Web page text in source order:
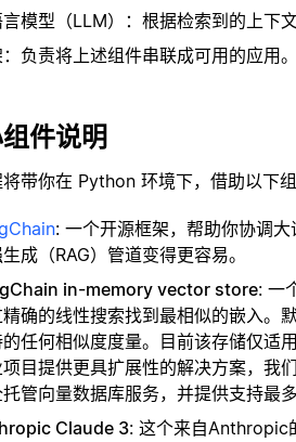
模型（LLM）：根据检索到的上下
负责将上述组件串联成可用的应用。
件说明
带你在 Python 环境下，借助以下
: 一个开源框架，帮助你协调
成（RAG）管道变得更容易。
in-memory vector store: 一
确的线性搜索找到最相似的嵌入。
的任何相似度度量。目前该存储仅适
目提供更具扩展性的解决方案，我
托管向量数据库服务，并提供支持最
Claude 3: 这个来自Anthropic